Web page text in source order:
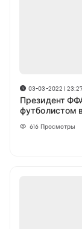
03-03-2022 | 23:27
Президент
футболистом
616 Просмотры